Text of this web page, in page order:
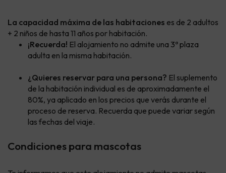
La capacidad máxima de las habitaciones es de 2 adultos
+ 2 niños de hasta 11 años por habitación.
¡Recuerda! El alojamiento no admite una 3ª plaza
adulta en la misma habitación.
¿Quieres reservar para una persona? El suplemento
de la habitación individual es de aproximadamente el
80%, ya aplicado en los precios que verás durante el
proceso de reserva. Recuerda que puede variar según
las fechas del viaje.
Condiciones para mascotas